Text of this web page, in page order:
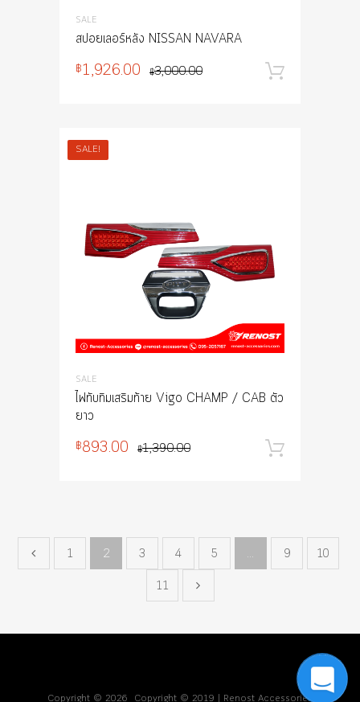
SALE
สปอยเลอร์หลัง NISSAN NAVARA
฿3,000.00
฿1,926.00
SALE!
SALE
ไฟทับทิมเสริมท้าย Vigo CHAMP / CAB ตัว
ยาว
฿1,390.00
฿893.00
1 2 3 4 5 … 9
10
11
Copyright © 2026 Copyright © 2019 | Renost Accessories